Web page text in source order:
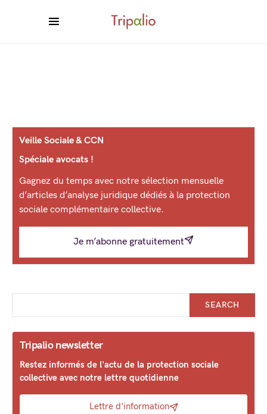
Veille Sociale & CCN
Spéciale avocats !
Gagnez du temps avec notre sélection mensuelle
d’articles d’analyse juridique dédiés à la protection
sociale complémentaire collective.
Je m’abonne gratuitement
SEARCH
Tripalio newsletter
Restez informés de l'actu de la protection sociale
collective avec notre lettre quotidienne
Lettre d'information